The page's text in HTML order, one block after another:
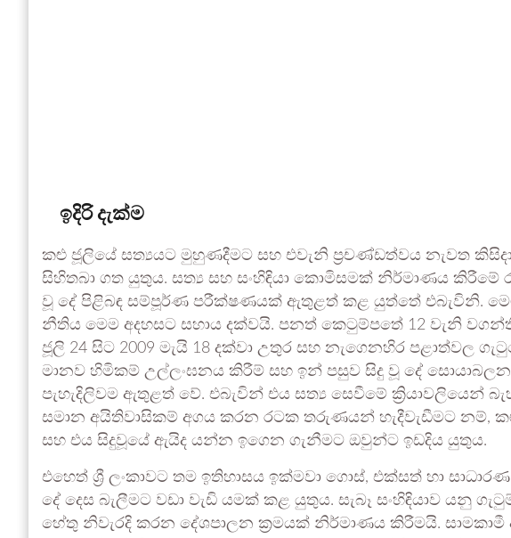
ඉදිරි දැක්ම
කළු ජූලියේ සත්‍යයට මුහුණදීමට සහ එවැනි ප්‍රචණ්ඩත්වය නැවත
සිහිතබා ගත යුතුය. සත්‍ය සහ සංහිඳියා කොමිසමක් නිර්මාණය කිරීමේ
වූ දේ පිළිබඳ සම්පූර්ණ පරීක්ෂණයක් ඇතුළත් කළ යුත්තේ එබැවිනි.
නීතිය මෙම අදහසට සහාය දක්වයි. පනත් කෙටුම්පතේ 12 වැනි
ජූලි 24 සිට 2009 මැයි 18 දක්වා උතුර සහ නැගෙනහිර පළාත්වල
මානව හිමිකම් උල්ලංඝනය කිරීම් සහ ඉන් පසුව සිදු වූ දේ
පැහැදිලිවම ඇතුළත් වේ. එබැවින් එය සත්‍ය සෙවීමේ ක්‍රියාවලියෙන්
සමාන අයිතිවාසිකම් අගය කරන රටක තරුණයන් හැදීවැඩීමට නම්,
සහ එය සිදුවූයේ ඇයිද යන්න ඉගෙන ගැනීමට ඔවුන්ට ඉඩදිය යුතුය.
එහෙත් ශ්‍රී ලංකාවට තම ඉතිහාසය ඉක්මවා ගොස්, එක්සත් හා
දේ දෙස බැලීමට වඩා වැඩි යමක් කළ යුතුය. සැබෑ සංහිඳියාව යනු
හේතු නිවැරදි කරන දේශපාලන ක්‍රමයක් නිර්මාණය කිරීමයි. සාමකාමී